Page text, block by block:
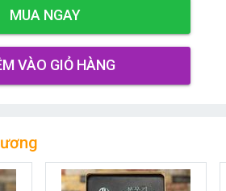
MUA NGAY
VÀO GIỎ HÀNG